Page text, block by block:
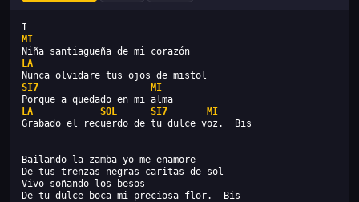
I
MI
Niña santiagueña de mi corazón
LA
Nunca olvidare tus ojos de mistol
SI7
MI
Porque a quedado en mi alma
LA
SOL SI7
MI
Grabado el recuerdo de tu dulce voz.  Bis
Bailando la zamba yo me enamore
De tus trenzas negras caritas de sol
Vivo soñando los besos
De tu dulce boca mi preciosa flor.  Bis